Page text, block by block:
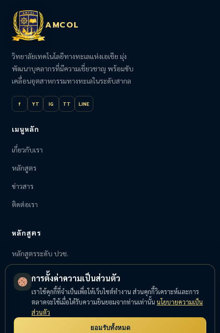
AMCOL
วิทยาลัยเทคโนโลยีทางทะเลแห่งเอเชีย มุ่ง
พัฒนาบุคลากรที่มีความเชี่ยวชาญ พร้อมขับ
เคลื่อนอุตสาหกรรมทางทะเลในระดับสากล
f YT IG TT LINE
เมนูหลัก
เกี่ยวกับเรา
หลักสูตร
ข่าวสาร
ติดต่อเรา
หลักสูตร
หลักสูตรระดับ ปวช.
หลักสูตรระดับ ปวส.
หลักสูตรระยะสั้น
หลักสูตรอบรมทางทะเล
การตั้งค่าความเป็นส่วนตัว
เราใช้คุกกี้ที่จำเป็นเพื่อให้เว็บไซต์ทำงาน ส่วนคุกกี้วิเคราะห์และการ
ตลาดจะใช้เมื่อได้รับความยินยอมจากท่านเท่านั้นนโยบายความเป็น
ส่วนตัว
ยอมรับทั้งหมด